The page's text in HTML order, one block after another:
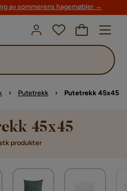
av sommerens hagemøbler →
Putetrekk Putetrekk 45x45
45x45
produkter